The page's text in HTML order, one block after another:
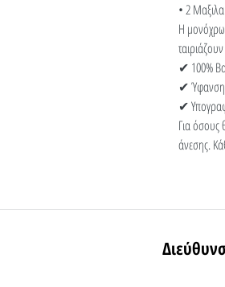
• 2
Η
✔ 100%
✔ Ύφανση
✔
Για όσους
άνεσης.